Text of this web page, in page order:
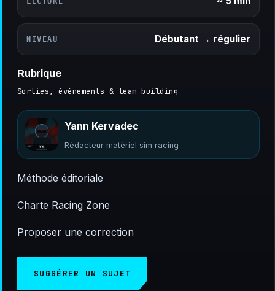
NIVEAU Débutant → régulier
Rubrique
Sorties, événements & team building
Yann Kervadec
Rédacteur matériel sim racing
Méthode éditoriale
Charte Racing Zone
Proposer une correction
SUGGÉRER UN SUJET